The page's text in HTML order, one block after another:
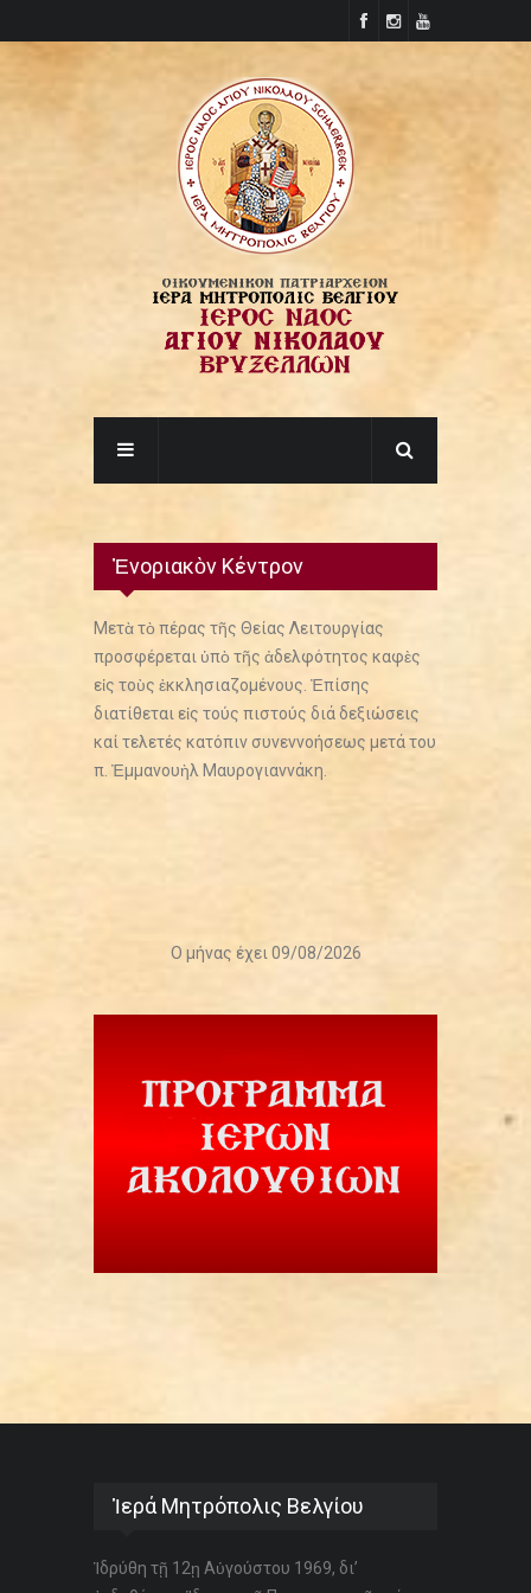
Ἐνοριακὸν Κέντρον
Μετὰ τὸ πέρας τῆς Θείας Λειτουργίας
προσφέρεται ὑπὸ τῆς ἀδελφότητος καφὲς
εἰς τοὺς ἐκκλησιαζομένους. Ἐπίσης
διατίθεται εἰς τούς πιστούς διά δεξιώσεις
καί τελετές κατόπιν συνεννοήσεως μετά του
π. Ἐμμανουὴλ Μαυρογιαννάκη.
Ο μήνας έχει 09/08/2026
Ἱερά Μητρόπολις Βελγίου
Ἱδρύθη τῇ 12ῃ Αὐγούστου 1969, δι’